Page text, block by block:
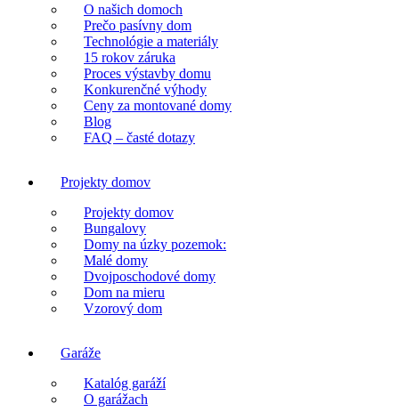
O našich domoch
Prečo pasívny dom
Technológie a materiály
15 rokov záruka
Proces výstavby domu
Konkurenčné výhody
Ceny za montované domy
Blog
FAQ – časté dotazy
Projekty domov
Projekty domov
Bungalovy
Domy na úzky pozemok:
Malé domy
Dvojposchodové domy
Dom na mieru
Vzorový dom
Garáže
Katalóg garáží
O garážach